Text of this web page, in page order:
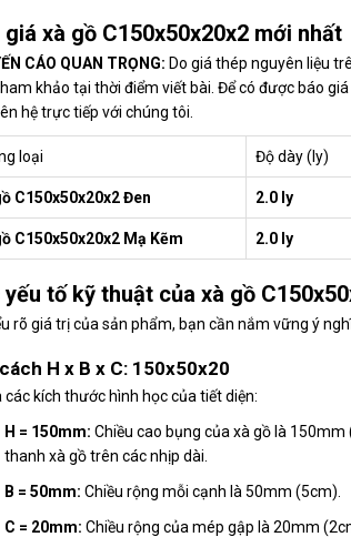
giá xà gồ C150x50x20x2 mới nhất
CÁO QUAN TRỌNG: Do giá thép nguyên liệu
khảo tại thời điểm viết bài. Để có được báo
hệ trực tiếp với chúng tôi.
loại Độ dày (ly)
C150x50x20x2 Đen 2.0 ly
C150x50x20x2 Mạ Kẽm 2.0 ly
yếu tố kỹ thuật của xà gồ
rõ giá trị của sản phẩm, bạn cần nắm vững ý
H x B x C: 150x50x20
các kích thước hình học của tiết diện:
H = 150mm: Chiều cao bụng của xà gồ là
thanh xà gồ trên các nhịp dài.
B = 50mm: Chiều rộng mỗi cạnh là 50mm (5cm).
C = 20mm: Chiều rộng của mép gập là 20mm